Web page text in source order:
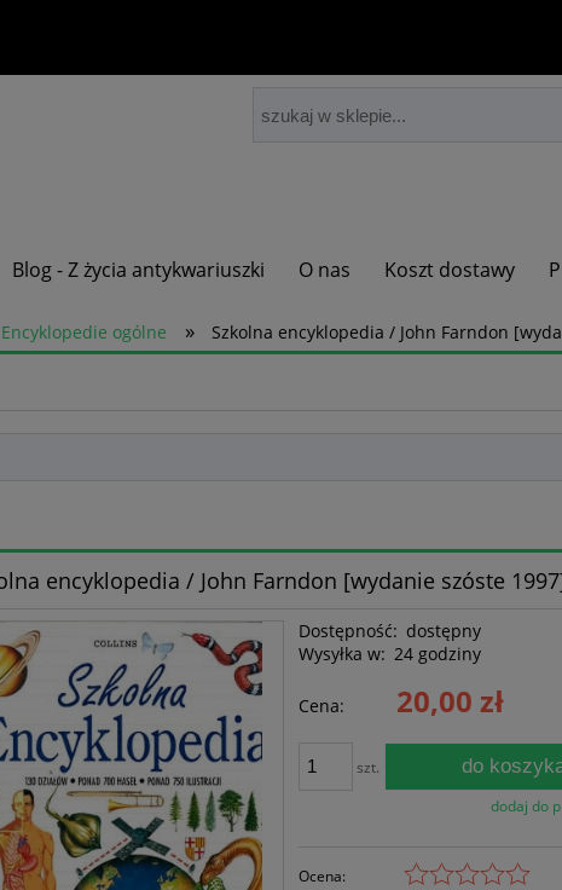
Blog - Z życia antykwariuszki O nas Koszt dostawy
Encyklopedie ogólne » Szkolna encyklopedia / John Farndon
encyklopedia / John Farndon [wydanie szóste
Dostępność: dostępny
Wysyłka w: 24 godziny
Cena: 20,00 zł
szt. do
dodaj do
Ocena: